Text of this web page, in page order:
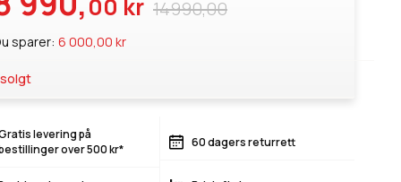
14990,00
00 kr
sparer: 6 000,00 kr
levering på
over 500 kr*
60 dagers returrett